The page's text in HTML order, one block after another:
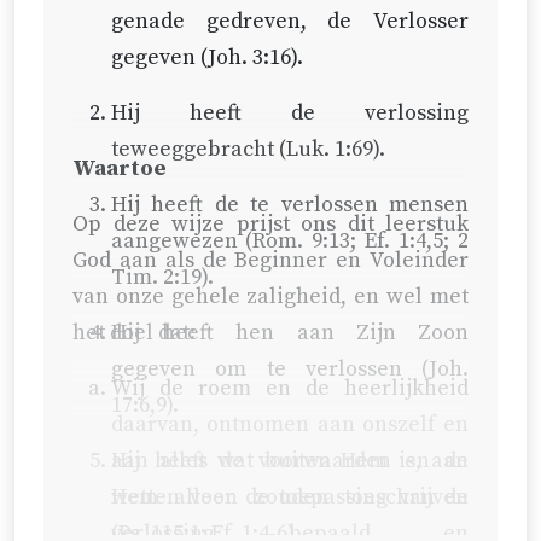
genade gedreven, de Verlosser
gegeven (Joh. 3:16).
Hij heeft de verlossing
teweeggebracht (Luk. 1:69).
Hij heeft de te verlossen mensen
aangewezen (Rom. 9:13; Ef. 1:4,5; 2
Tim. 2:19).
Hij heeft hen aan Zijn Zoon
gegeven om te verlossen (Joh.
17:6,9).
Waartoe
Op deze wijze prijst ons dit leerstuk
God aan als de Beginner en Voleinder
van onze gehele zaligheid, en wel met
het doel dat:
Wij de roem en de heerlijkheid